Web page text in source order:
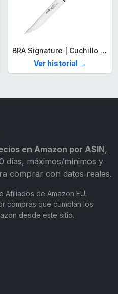
BRA Signature | Cuchillo tomatero 120 mm, Acero Inoxidable alemán forjado con Molibdeno Vanadio, Mango Remachado ABS, Diseño Ergonómico, Hoja 1,6 mm espesor
Ver historial →
en Amazon por ASIN,
días, máximos/mínimos y
comprar con datos reales.
Afiliados de Amazon EU.
compras que cumplan los
desde este sitio.